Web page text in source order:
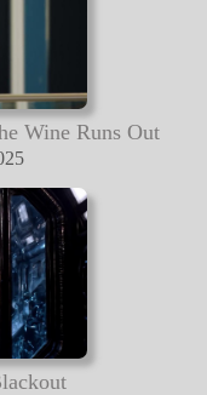
Wine Runs Out